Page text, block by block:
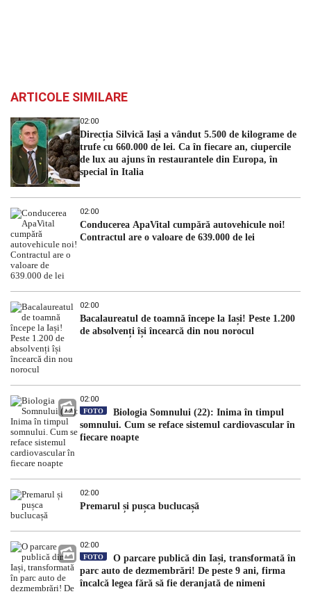
ARTICOLE SIMILARE
02:00
Direcția Silvică Iași a vândut 5.500 de kilograme de
trufe cu 660.000 de lei. Ca în fiecare an, ciupercile
de lux au ajuns în restaurantele din Europa, în
special în Italia
02:00
Conducerea ApaVital cumpără autovehicule noi!
Contractul are o valoare de 639.000 de lei
02:00
Bacalaureatul de toamnă începe la Iași! Peste 1.200
de absolvenți își încearcă din nou norocul
02:00
FOTO
Biologia Somnului (22): Inima în timpul
somnului. Cum se reface sistemul cardiovascular în
fiecare noapte
02:00
Premarul și pușca buclucașă
02:00
FOTO
O parcare publică din Iași, transformată în
parc auto de dezmembrări! De peste 9 ani, firma
încalcă legea fără să fie deranjată de nimeni